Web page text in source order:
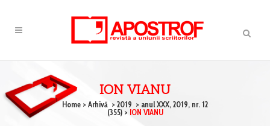
ION VIANU
Home > Arhivă > 2019 > anul XXX, 2019, nr. 12
(355)> ION VIANU